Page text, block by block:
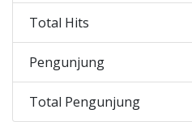
Total Hits
Pengunjung
Total Pengunjung